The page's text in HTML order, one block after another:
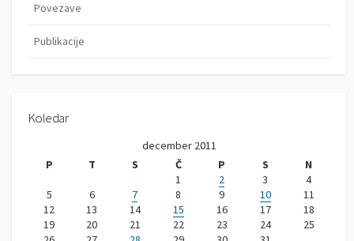
Povezave
Publikacije
Koledar
december 2011
P
T S Č P S
N
1
2 3
4
5
6 7 8 9 10
11
12
13 14 15 16 17
18
19
20 21 22 23 24
25